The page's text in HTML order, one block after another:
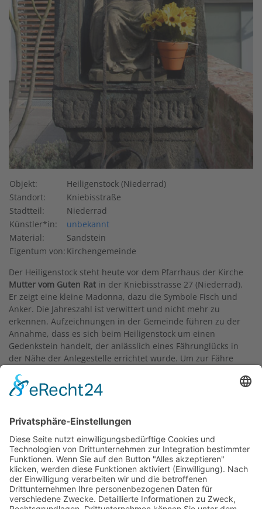
Objekt:
Heiligenstock (Niederrad)
Standort:
Kniebisstraße
Stadtteil:
Niederrad
Künstler*in:
unbekannt
Material:
Sandstein
Eigentum von: Kirchengemeinde
Der Heiligenstock steht heute vor dem Pfarrhaus der Kirche
Mutter vom Guten Rat in der Kniebisstrasse 27 (Niederrad).
Er zeigt eine kleine Madonna, dazu die Symbole Fisch und
Anker. Die Jahreszahl ist verwittert und nicht mehr zu
erkennen. Aufzeichnungen in der Gemeinde führen zu der
Annahme, dass es sich beim Heiligenstock um einen
Gedenkstein handelt, der anlässlich eines Fährunglücks in
der Nähe der Anlegestelle errichtet wurde. Um zur Fähre
von Niederrad einen kleinen Pfad, den Kirchpfad. Diesen
Pfad gibt es noch heute. Er führt zwischen der
Mainfeld.
übereignet. Jahrzehntelang stand er neben dem Eingang
der alten Kirche an der Goldsteinstraße.
Während der Heiligenstock selbst vermutlich zwischen 1800
und 1850 entstanden ist, ist die kleine Madonna neueren
Datums. Es wird vermutet, dass sie von dem Bildhauer
Arnold Friedrich Evertz stammt. Denn laut Fachleuten